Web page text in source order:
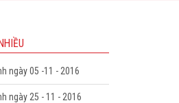
ngày 05 -11 - 2016
ngày 25 - 11 - 2016